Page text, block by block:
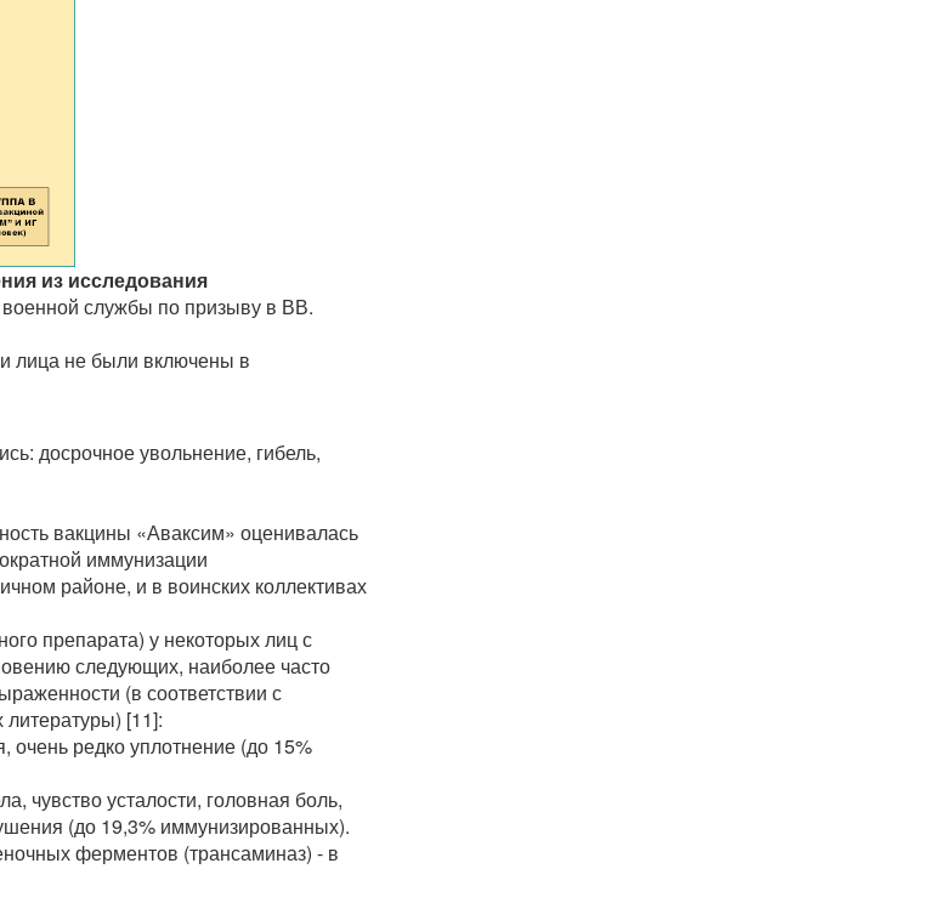
из исследования
службы по призыву в ВВ.
лица не были включены в
досрочное увольнение, гибель,
вакцины «Аваксим» оценивалась
иммунизации
районе, и в воинских коллективах
препарата) у некоторых лиц с
следующих, наиболее часто
(в соответствии с
[11]:
очень редко уплотнение (до 15%
чувство усталости, головная боль,
(до 19,3% иммунизированных).
ферментов (трансаминаз) - в